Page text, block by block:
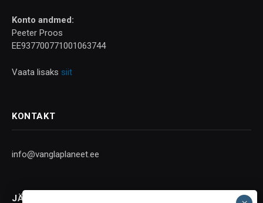
Konto andmed:
Peeter Proos
EE937700771001063744
Vaata lisaks siit
KONTAKT
info@vanglaplaneet.ee
JÄLGI SOTSIAALMEEDIAS